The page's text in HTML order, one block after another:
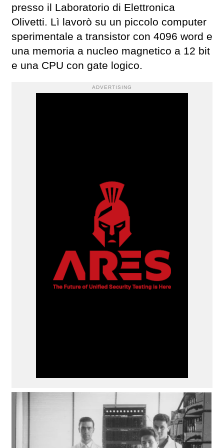
presso il Laboratorio di Elettronica
Olivetti. Lì lavorò su un piccolo computer
sperimentale a transistor con 4096 word e
una memoria a nucleo magnetico a 12 bit
e una CPU con gate logico.
ADVERTISING